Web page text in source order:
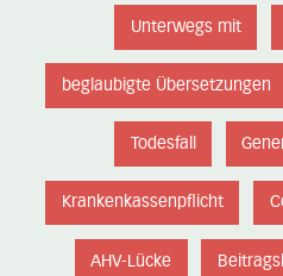
Unterwegs mit
beglaubigte Übersetzungen
Todesfall
Krankenkassenpflicht
AHV-Lücke